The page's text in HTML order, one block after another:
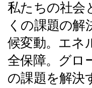
私たちの社会
くの課題の解
候変動。エネ
全保障。グロ
の課題を解決